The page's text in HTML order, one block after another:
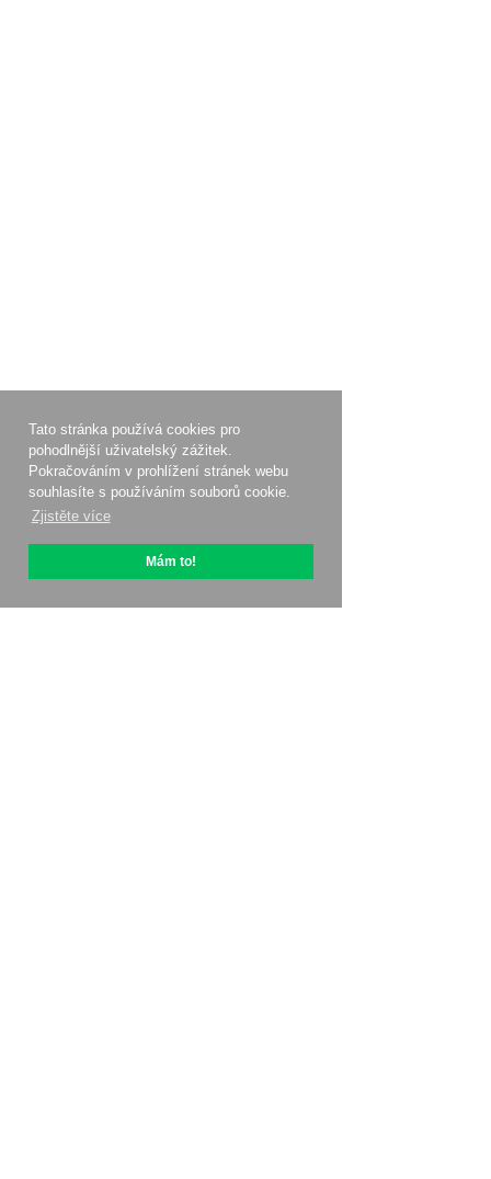
Tato stránka používá cookies pro
pohodlnější uživatelský zážitek.
Pokračováním v prohlížení stránek webu
souhlasíte s používáním souborů cookie.
Zjistěte více
Mám to!